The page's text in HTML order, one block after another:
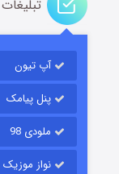
آپ تیون
پنل پیامک
ملودی 98
نواز موزیک